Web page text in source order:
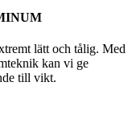
lätt och tålig. Med
kan vi ge
till vikt.